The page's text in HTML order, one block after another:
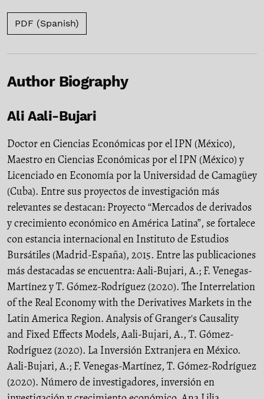
PDF (Spanish)
Author Biography
Ali Aali-Bujari
Doctor en Ciencias Económicas por el IPN (México),
Maestro en Ciencias Económicas por el IPN (México) y
Licenciado en Economía por la Universidad de Camagüey
(Cuba). Entre sus proyectos de investigación más
relevantes se destacan: Proyecto “Mercados de derivados
y crecimiento económico en América Latina”, se fortalece
con estancia internacional en Instituto de Estudios
Bursátiles (Madrid-España), 2015. Entre las publicaciones
más destacadas se encuentra: Aali-Bujari, A.; F. Venegas-
Martínez y T. Gómez-Rodríguez (2020). The Interrelation
of the Real Economy with the Derivatives Markets in the
Latin America Region. Analysis of Granger's Causality
and Fixed Effects Models, Aali-Bujari, A., T. Gómez-
Rodríguez (2020). La Inversión Extranjera en México.
Aali-Bujari, A.; F. Venegas-Martínez, T. Gómez-Rodríguez
(2020). Número de investigadores, inversión en